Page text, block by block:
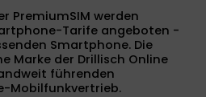
PremiumSIM werden
Tarife angeboten -
Smartphone. Die
Marke der Drillisch Online
führenden
Mobilfunkvertrieb.